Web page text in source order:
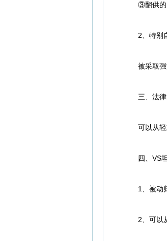
③翻供的，
2、特别
被采取强制
三、法律
可以从轻或
四、VS坦
1、被动归
2、可以从